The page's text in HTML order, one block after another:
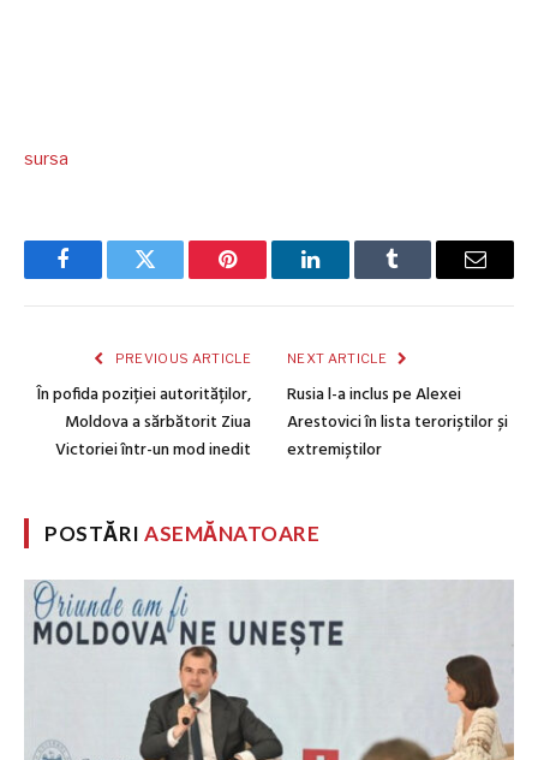
sursa
FacebookTwitter Pinterest LinkedInTumblr Email
PREVIOUS ARTICLE
În pofida poziției autorităților,
Moldova a sărbătorit Ziua
Victoriei într-un mod inedit
NEXT ARTICLE
Rusia l-a inclus pe Alexei
Arestovici în lista teroriștilor și
extremiștilor
POSTĂRIASEMĂNATOARE